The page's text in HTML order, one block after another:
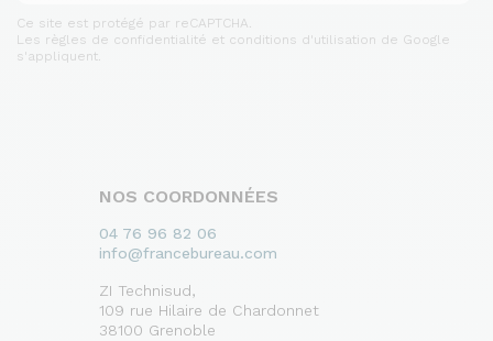
Ce site est protégé par reCAPTCHA.
Les règles de confidentialité et conditions d'utilisation de Google
s'appliquent.
NOS COORDONNÉES
04 76 96 82 06
info@francebureau.com
ZI Technisud,
109 rue Hilaire de Chardonnet
38100 Grenoble